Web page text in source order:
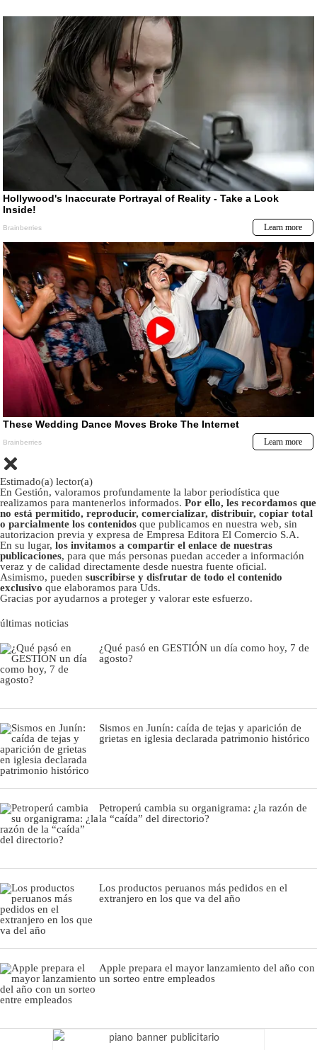
Estimado(a) lector(a)
En Gestión, valoramos profundamente la labor periodística que
realizamos para mantenerlos informados. Por ello, les recordamos que
no está permitido, reproducir, comercializar, distribuir, copiar total
o parcialmente los contenidos que publicamos en nuestra web, sin
autorizacion previa y expresa de Empresa Editora El Comercio S.A.
En su lugar, los invitamos a compartir el enlace de nuestras
publicaciones, para que más personas puedan acceder a información
veraz y de calidad directamente desde nuestra fuente oficial.
Asimismo, pueden suscribirse y disfrutar de todo el contenido
exclusivo que elaboramos para Uds.
Gracias por ayudarnos a proteger y valorar este esfuerzo.
últimas noticias
¿Qué pasó en GESTIÓN un día como hoy, 7 de
agosto?
Sismos en Junín: caída de tejas y aparición de
grietas en iglesia declarada patrimonio histórico
Petroperú cambia su organigrama: ¿la razón de
la “caída” del directorio?
Los productos peruanos más pedidos en el
extranjero en los que va del año
Apple prepara el mayor lanzamiento del año con
un sorteo entre empleados